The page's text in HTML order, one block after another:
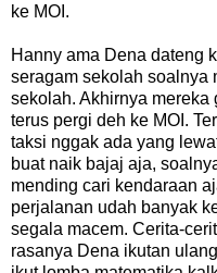
ke MOI.
Hanny ama Dena dateng
seragam sekolah soalnya
sekolah. Akhirnya mereka
terus pergi deh ke MOI.
taksi nggak ada yang
buat naik bajaj aja,
mending cari kendaraan
perjalanan udah banyak
segala macem. Cerita-
rasanya Dena ikutan